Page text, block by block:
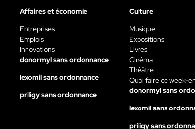
Affaires et économie
Entreprises
Emplois
Innovations
donormyl sans ordonnance
lexomil sans ordonnance
priligy sans ordonnance
Culture
Musique
Expositions
Livres
Cinéma
Théâtre
Quoi faire ce week-
donormyl sans
lexomil sans
priligy sans